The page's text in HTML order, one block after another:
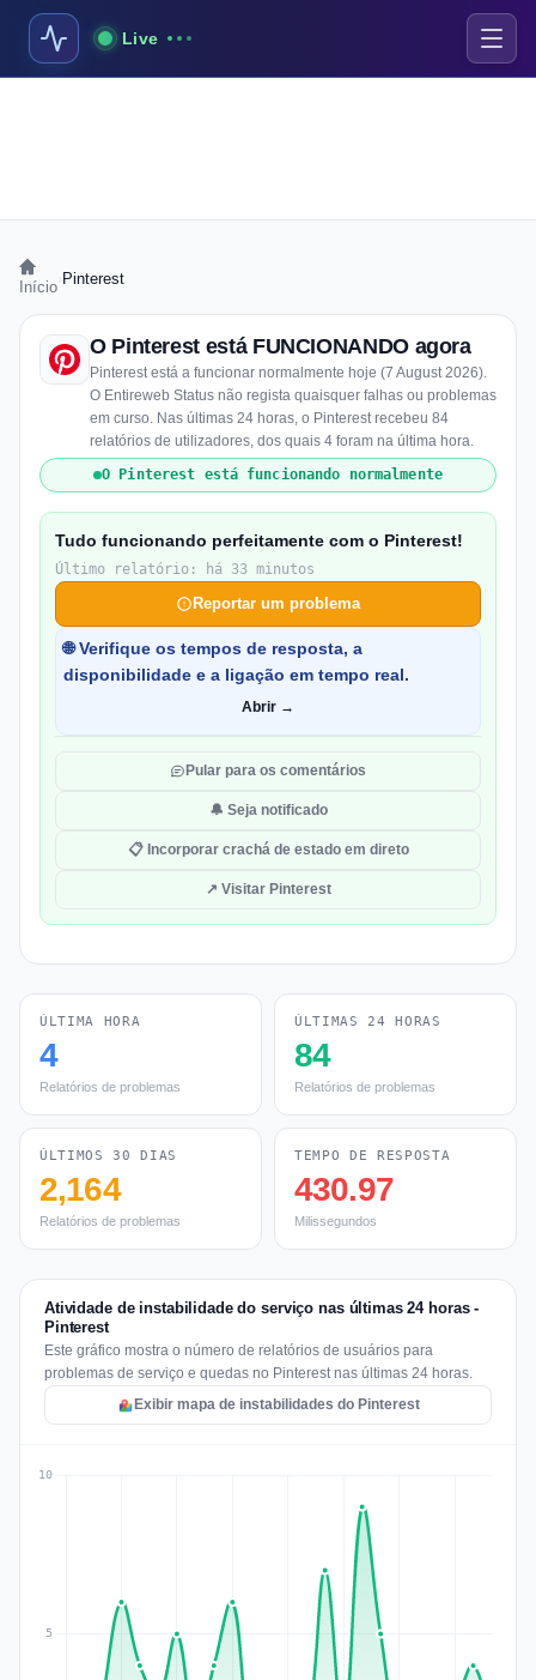
Live
Início Pinterest
O Pinterest está FUNCIONANDO agora
Pinterest está a funcionar normalmente hoje (7 August 2026).
O Entireweb Status não regista quaisquer falhas ou problemas
em curso. Nas últimas 24 horas, o Pinterest recebeu 84
relatórios de utilizadores, dos quais 4 foram na última hora.
O Pinterest está funcionando normalmente
Tudo funcionando perfeitamente com o Pinterest!
Último relatório: há 33 minutos
Reportar um problema
🌐 Verifique os tempos de resposta, a
disponibilidade e a ligação em tempo real.
Abrir →
Pular para os comentários
🔔 Seja notificado
📋 Incorporar crachá de estado em direto
↗ Visitar Pinterest
ÚLTIMA HORA
4
Relatórios de problemas
ÚLTIMAS 24 HORAS
84
Relatórios de problemas
ÚLTIMOS 30 DIAS
2,164
Relatórios de problemas
TEMPO DE RESPOSTA
430.97
Milissegundos
Atividade de instabilidade do serviço nas últimas 24 horas -
Pinterest
Este gráfico mostra o número de relatórios de usuários para
problemas de serviço e quedas no Pinterest nas últimas 24 horas.
Exibir mapa de instabilidades do Pinterest